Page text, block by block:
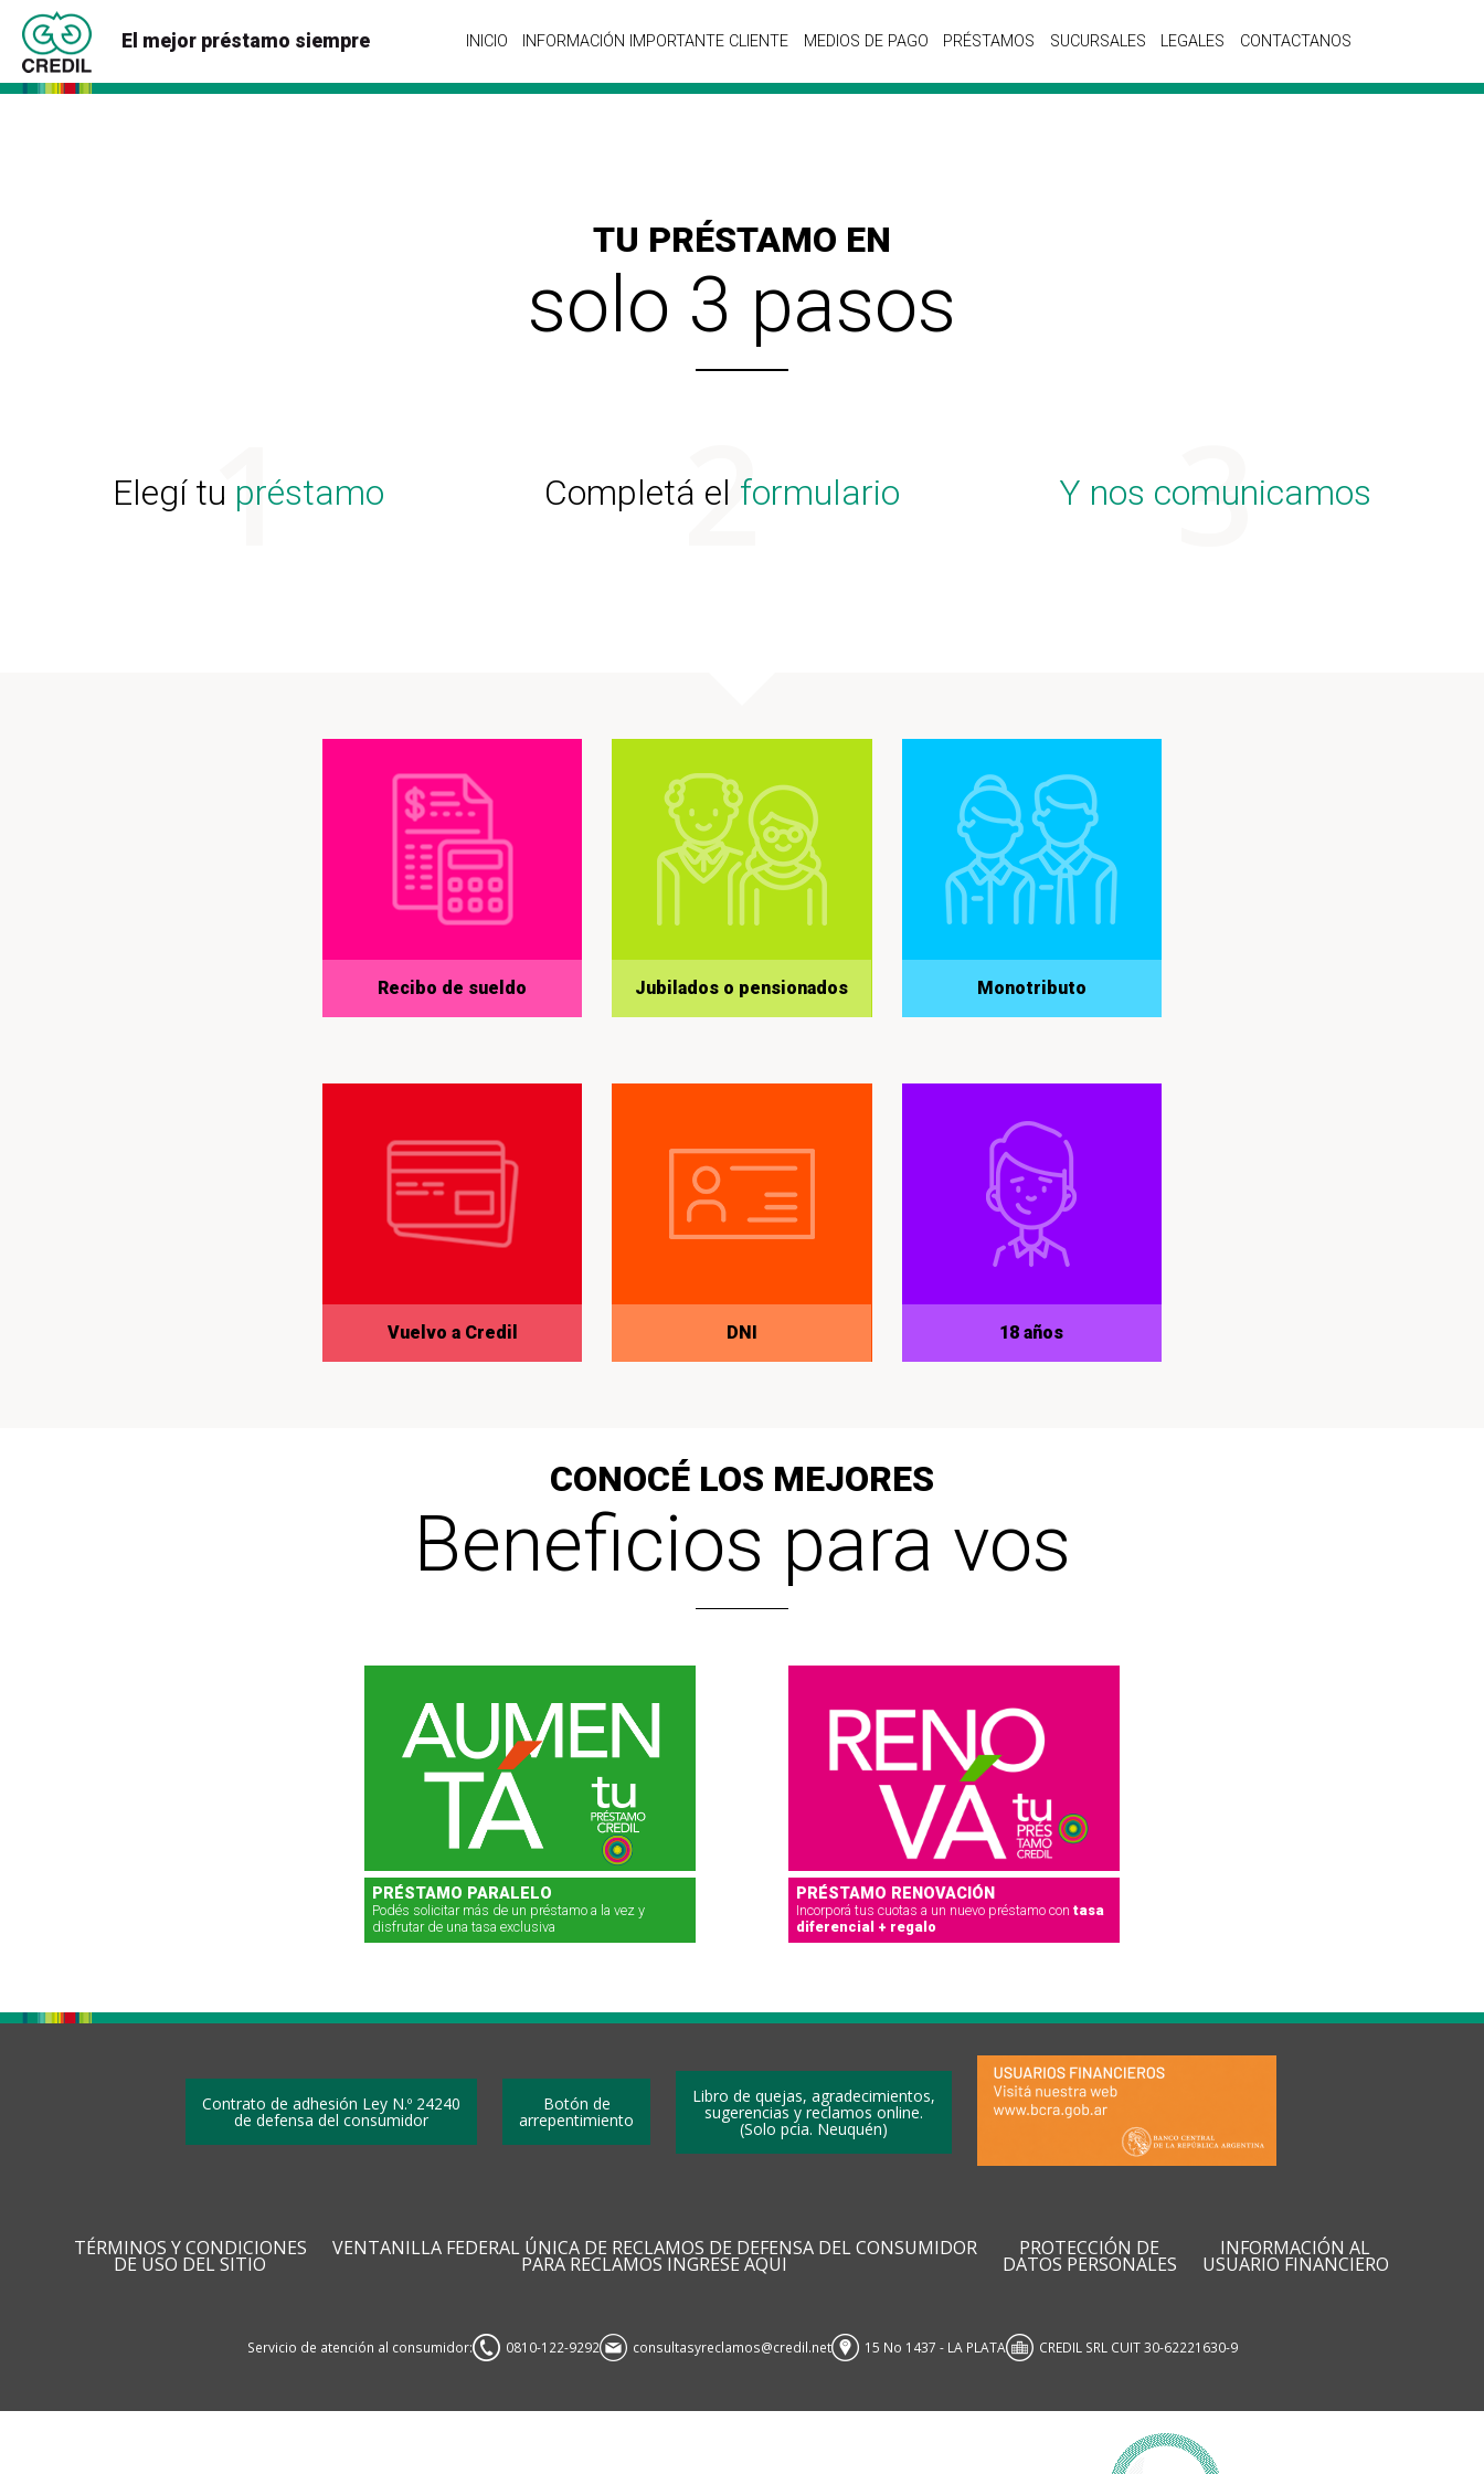
El mejor préstamo siempre INICIO INFORMACIÓN IMPORTANTE CLIENTE MEDIOS DE PAGO PRÉSTAMOS SUCURSALES LEGALES CONTACTANOS
TU PRÉSTAMO EN
solo 3 pasos
Elegí tu préstamo Completá el formulario Y nos comunicamos
Recibo de sueldo Jubilados o pensionados Monotributo
Vuelvo a Credil DNI 18 años
CONOCÉ LOS MEJORES
Beneficios para vos
PRÉSTAMO PARALELO
Podés solicitar más de un préstamo a la vez y
disfrutar de una tasa exclusiva
PRÉSTAMO RENOVACIÓN
Incorporá tus cuotas a un nuevo préstamo con tasa
diferencial + regalo
Contrato de adhesión Ley N.º 24240
de defensa del consumidor
Botón de
arrepentimiento
Libro de quejas, agradecimientos,
sugerencias y reclamos online.
(Solo pcia. Neuquén)
TÉRMINOS Y CONDICIONES
DE USO DEL SITIO
VENTANILLA FEDERAL ÚNICA DE RECLAMOS DE DEFENSA DEL CONSUMIDOR
PARA RECLAMOS INGRESE AQUI
PROTECCIÓN DE
DATOS PERSONALES
INFORMACIÓN AL
USUARIO FINANCIERO
Servicio de atención al consumidor: 0810-122-9292 consultasyreclamos@credil.net 15 No 1437 - LA PLATA CREDIL SRL CUIT 30-62221630-9